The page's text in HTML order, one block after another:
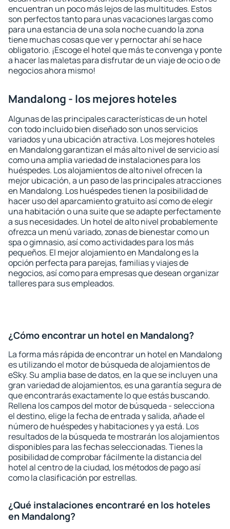
encuentran un poco más lejos de las multitudes. Estos
son perfectos tanto para unas vacaciones largas como
para una estancia de una sola noche cuando la zona
tiene muchas cosas que ver y pernoctar ahí se hace
obligatorio. ¡Escoge el hotel que más te convenga y ponte
a hacer las maletas para disfrutar de un viaje de ocio o de
negocios ahora mismo!
Mandalong - los mejores hoteles
Algunas de las principales características de un hotel
con todo incluido bien diseñado son unos servicios
variados y una ubicación atractiva. Los mejores hoteles
en Mandalong garantizan el más alto nivel de servicio así
como una amplia variedad de instalaciones para los
huéspedes. Los alojamientos de alto nivel ofrecen la
mejor ubicación, a un paso de las principales atracciones
en Mandalong. Los huéspedes tienen la posibilidad de
hacer uso del aparcamiento gratuito así como de elegir
una habitación o una suite que se adapte perfectamente
a sus necesidades. Un hotel de alto nivel probablemente
ofrezca un menú variado, zonas de bienestar como un
spa o gimnasio, así como actividades para los más
pequeños. El mejor alojamiento en Mandalong es la
opción perfecta para parejas, familias y viajes de
negocios, así como para empresas que desean organizar
talleres para sus empleados.
¿Cómo encontrar un hotel en Mandalong?
La forma más rápida de encontrar un hotel en Mandalong
es utilizando el motor de búsqueda de alojamientos de
eSky. Su amplia base de datos, en la que se incluyen una
gran variedad de alojamientos, es una garantía segura de
que encontrarás exactamente lo que estás buscando.
Rellena los campos del motor de búsqueda - selecciona
el destino, elige la fecha de entrada y salida, añade el
número de huéspedes y habitaciones y ya está. Los
resultados de la búsqueda te mostrarán los alojamientos
disponibles para las fechas seleccionadas. Tienes la
posibilidad de comprobar fácilmente la distancia del
hotel al centro de la ciudad, los métodos de pago así
como la clasificación por estrellas.
¿Qué instalaciones encontraré en los hoteles
en Mandalong?